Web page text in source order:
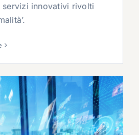
innovativi rivolti